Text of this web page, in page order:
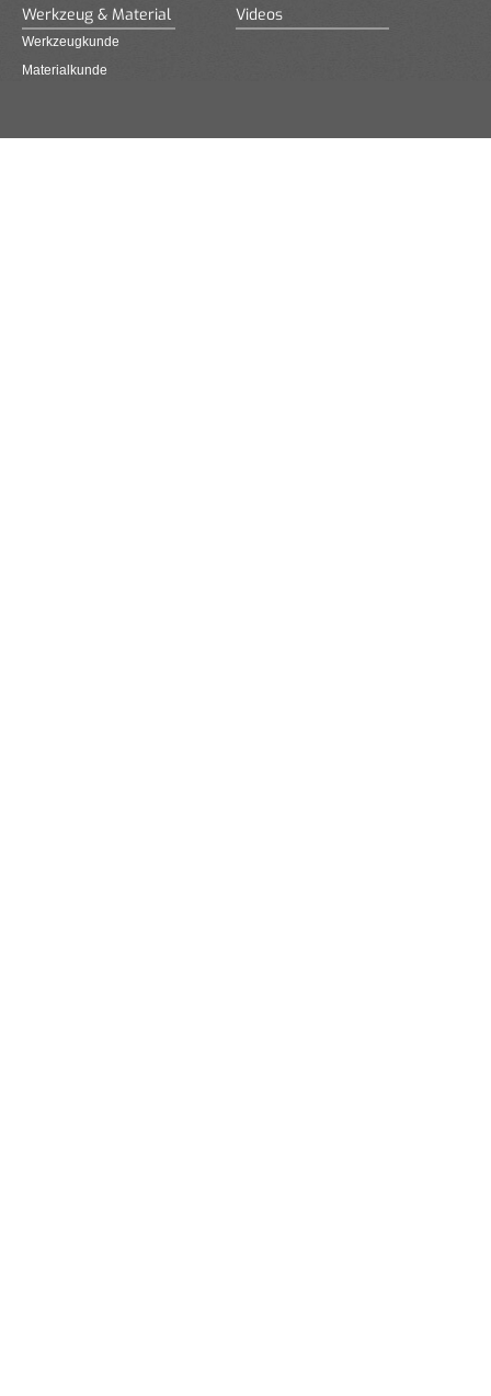
Werkzeug & Material
Werkzeugkunde
Materialkunde
Videos